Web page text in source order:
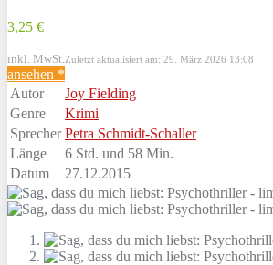
3,25 €
inkl. MwSt. Zuletzt aktualisiert am: 29. März 2026 13:08
ansehen *
Autor
Joy Fielding
Genre
Krimi
Sprecher Petra Schmidt-Schaller
Länge
6 Std. und 58 Min.
Datum
27.12.2015